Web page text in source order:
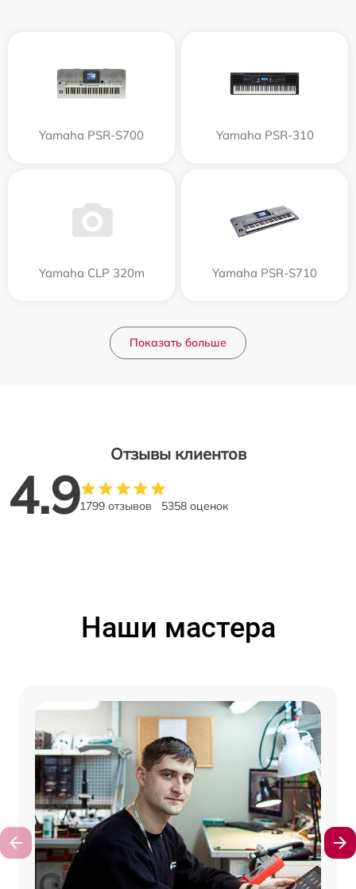
Yamaha PSR-S700 Yamaha PSR-310
Yamaha CLP 320m Yamaha PSR-S710
Показать больше
Отзывы клиентов
4.91799 отзывов 5358 оценок
Наши мастера